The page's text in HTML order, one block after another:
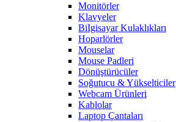
Monitörler
Klavyeler
BiIgisayar Kulaklıkları
Hoparlörler
Mouselar
Mouse Padleri
Dönüştürücüler
Soğutucu & Yükselticiler
Webcam Ürünleri
Kablolar
Laptop Çantaları